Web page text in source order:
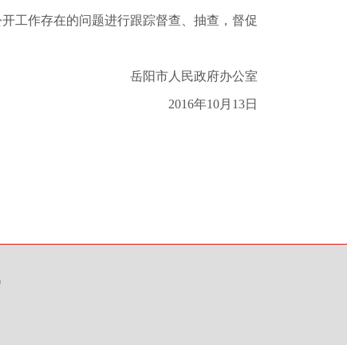
工作存在的问题进行跟踪督查、抽查，督促
岳阳市人民政府办公室
2016年10月13日